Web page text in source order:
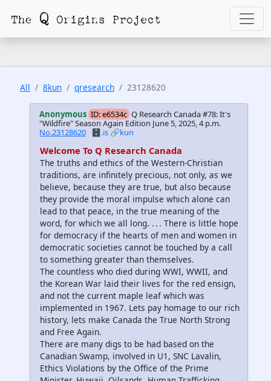
All 8kun qresearch 23128620
Anonymous ID: e6534c Q Research Canada #78: It's
"Wildfire" Season Again Edition June 5, 2025, 4 p.m.
No.23128620
🗄️.is 🔗kun
Welcome To Q Research Canada
The truths and ethics of the Western-Christian
traditions, are infinitely precious, not only, as we
believe, because they are true, but also because
they provide the moral impulse which alone can
lead to that peace, in the true meaning of the
word, for which we all long. . . . There is little hope
for democracy if the hearts of men and women in
democratic societies cannot be touched by a call
to something greater than themselves.
The countless who died during WWI, WWII, and
the Korean War laid their lives for the red ensign,
and not the current maple leaf which was
implemented in 1967. Lets pay homage to our rich
history, lets make Canada the True North Strong
and Free Again.
There are many digs to be had based on the
Canadian Swamp, involved in U1, SNC Lavalin,
Ethics Violations by the Office of the Prime